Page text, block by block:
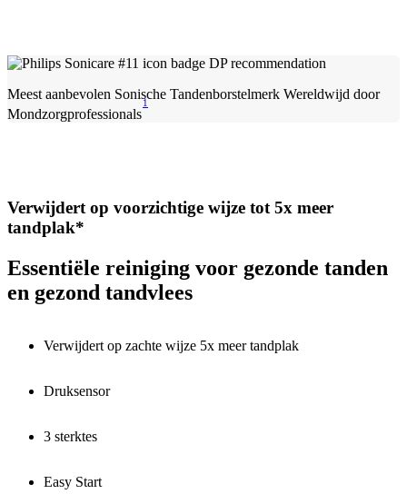
Meest aanbevolen Sonische Tandenborstelmerk Wereldwijd door
Mondzorgprofessionals
1
Verwijdert op voorzichtige wijze tot 5x meer
tandplak*
Essentiële reiniging voor gezonde tanden
en gezond tandvlees
Verwijdert op zachte wijze 5x meer tandplak
Druksensor
3 sterktes
Easy Start